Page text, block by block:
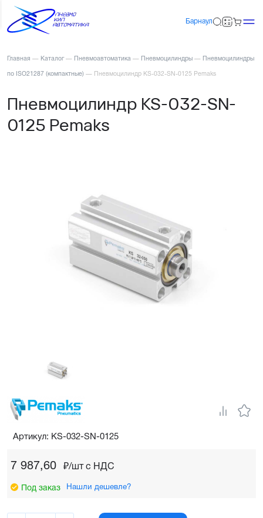
Барнаул
Главная — Каталог — Пневмоавтоматика — Пневмоцилиндры — Пневмоцилиндры
по ISO21287 (компактные) — Пневмоцилиндр KS-032-SN-0125 Pemaks
Пневмоцилиндр KS-032-SN-
0125 Pemaks
7 987,60 ₽/шт c НДС
Под заказ Нашли дешевле?
Артикул: KS-032-SN-0125